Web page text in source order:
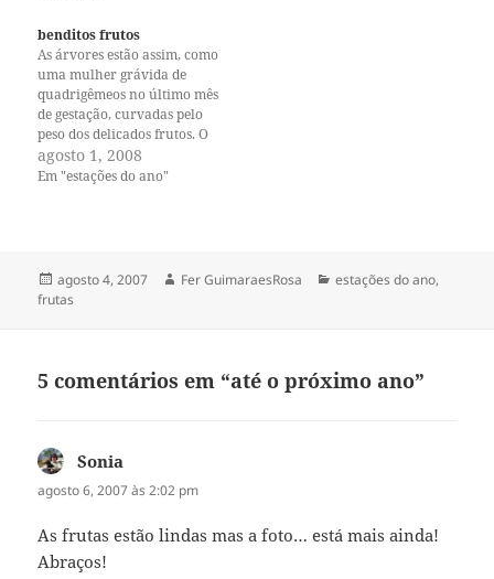
benditos frutos
As árvores estão assim, como
uma mulher grávida de
quadrigêmeos no último mês
de gestação, curvadas pelo
peso dos delicados frutos. O
pé de nectarina já estava
amparado com dois suportes
agosto 1, 2008
Em "estações do ano"
Publicado
em
agosto 4, 2007 Autor
Fer GuimaraesRosa Categorias
estações do ano,
frutas
5 comentários em “até o próximo ano”
Sonia
agosto 6, 2007 às 2:02 pm
As frutas estão lindas mas a foto… está mais ainda!
Abraços!